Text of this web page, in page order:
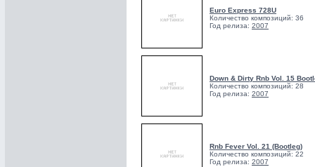
Euro Express 728U
Количество композиций: 36
Год релиза: 2007
Down & Dirty Rnb Vol. 15
Количество композиций: 28
Год релиза: 2007
Rnb Fever Vol. 21 (Bootleg)
Количество композиций: 22
Год релиза: 2007